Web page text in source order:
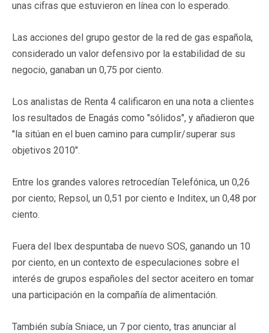
unas cifras que estuvieron en línea con lo esperado.
Las acciones del grupo gestor de la red de gas española,
considerado un valor defensivo por la estabilidad de su
negocio, ganaban un 0,75 por ciento.
Los analistas de Renta 4 calificaron en una nota a clientes
los resultados de Enagás como "sólidos", y añadieron que
"la sitúan en el buen camino para cumplir/superar sus
objetivos 2010".
Entre los grandes valores retrocedían Telefónica, un 0,26
por ciento; Repsol, un 0,51 por ciento e Inditex, un 0,48 por
ciento.
Fuera del Ibex despuntaba de nuevo SOS, ganando un 10
por ciento, en un contexto de especulaciones sobre el
interés de grupos españoles del sector aceitero en tomar
una participación en la compañía de alimentación.
También subía Sniace, un 7 por ciento, tras anunciar al